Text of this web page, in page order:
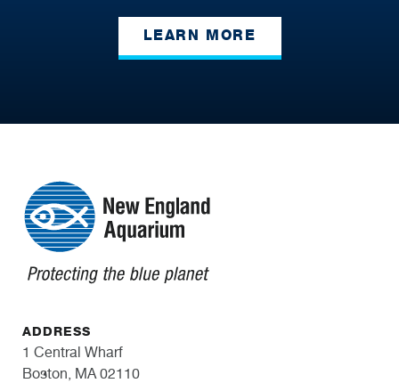
LEARN MORE
ADDRESS
1 Central Wharf
Boston, MA 02110